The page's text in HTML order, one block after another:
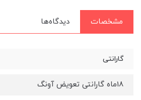
مشخصات دیدگاه‌ها
گارانتی
18ماه گارانتی تعویض آونگ